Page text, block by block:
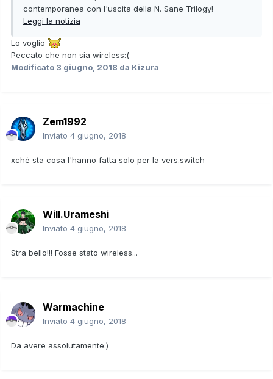
contemporanea con l'uscita della N. Sane Trilogy!
Leggi la notizia
Lo voglio
Peccato che non sia wireless:(
Modificato 3 giugno, 2018 da Kizura
Zem1992
Inviato 4 giugno, 2018
xchè sta cosa l'hanno fatta solo per la vers.switch
Will.Urameshi
Inviato 4 giugno, 2018
Stra bello!!! Fosse stato wireless...
Warmachine
Inviato 4 giugno, 2018
Da avere assolutamente:)